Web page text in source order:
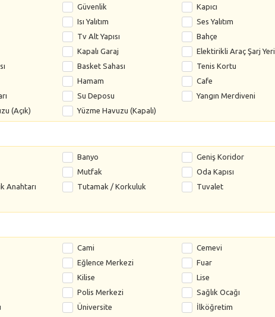
Güvenlik
Kapıcı
Isı Yalıtım
Ses Yalıtım
Tv Alt Yapısı
Bahçe
Kapalı Garaj
Elektirikli Araç Şarj Yeri
Basket Sahası
Tenis Kortu
Hamam
Cafe
Su Deposu
Yangın Merdiveni
(Açık) Yüzme Havuzu (Kapalı)
Banyo
Geniş Koridor
Mutfak
Oda Kapısı
Anahtarı Tutamak / Korkuluk
Tuvalet
Cami
Cemevi
Eğlence Merkezi
Fuar
Kilise
Lise
Polis Merkezi
Sağlık Ocağı
Üniversite
İlköğretim